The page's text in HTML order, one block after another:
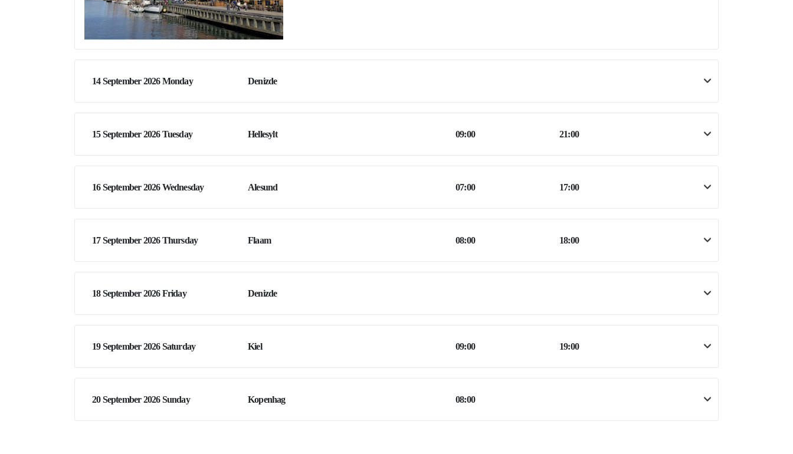
14 September 2026 Monday Denizde
15 September 2026 Tuesday Hellesylt 09:00 21:00
16 September 2026 Wednesday Alesund 07:00 17:00
17 September 2026 Thursday Flaam 08:00 18:00
18 September 2026 Friday Denizde
19 September 2026 Saturday Kiel 09:00 19:00
20 September 2026 Sunday Kopenhag 08:00